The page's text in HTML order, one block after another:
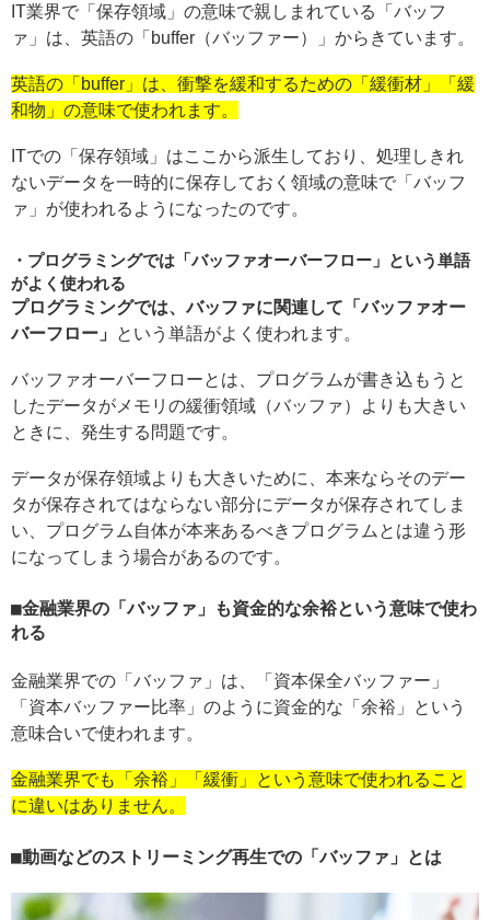
IT業界で「保存領域」の意味で親しまれている「バッフ
ァ」は、英語の「buffer（バッファー）」からきています。
英語の「buffer」は、衝撃を緩和するための「緩衝材」「緩
和物」の意味で使われます。
ITでの「保存領域」はここから派生しており、処理しきれ
ないデータを一時的に保存しておく領域の意味で「バッフ
ァ」が使われるようになったのです。
プログラミングでは「バッファオーバーフロー」という単語
がよく使われる
プログラミングでは、バッファに関連して「バッファオー
バーフロー」
という単語がよく使われます。
バッファオーバーフローとは、プログラムが書き込もうと
したデータがメモリの緩衝領域（バッファ）よりも大きい
ときに、発生する問題です。
データが保存領域よりも大きいために、本来ならそのデー
タが保存されてはならない部分にデータが保存されてしま
い、プログラム自体が本来あるべきプログラムとは違う形
になってしまう場合があるのです。
金融業界の「バッファ」も資金的な余裕という意味で使わ
れる
金融業界での「バッファ」は、「資本保全バッファー」
「資本バッファー比率」のように資金的な「余裕」という
意味合いで使われます。
金融業界でも「余裕」「緩衝」という意味で使われること
に違いはありません。
動画などのストリーミング再生での「バッファ」とは